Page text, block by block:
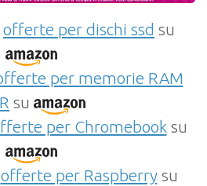
offerte per dischi ssd su
per memorie RAM
su
per Chromebooksu
offerte per Raspberrysu